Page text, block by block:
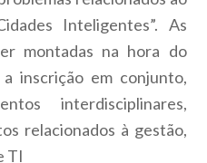
Inteligentes”. As
montadas na hora do
inscrição em conjunto,
interdisciplinares,
relacionados à gestão,
TI